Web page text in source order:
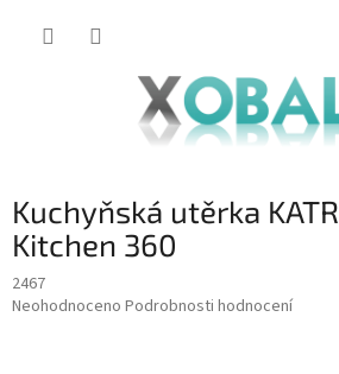
Kuchyňská utěrka
Kitchen 360
2467
Průměrné
Neohodnoceno Podrobnosti hodnocení